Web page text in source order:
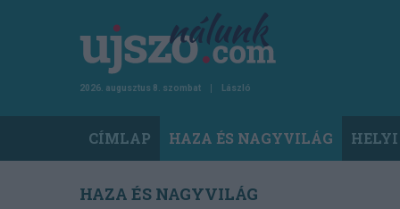
2026. augusztus 8. szombat László
navigation
CÍMLAP HAZA ÉS NAGYVILÁG
HAZA ÉS NAGYVILÁG